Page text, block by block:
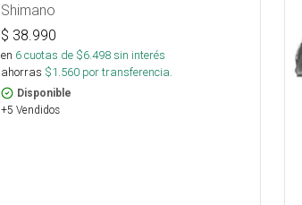
Shimano
$ 38.990
en 6cuotas de $6.498sin interés
ahorras $1.560 por transferencia.
Disponible
+5 Vendidos